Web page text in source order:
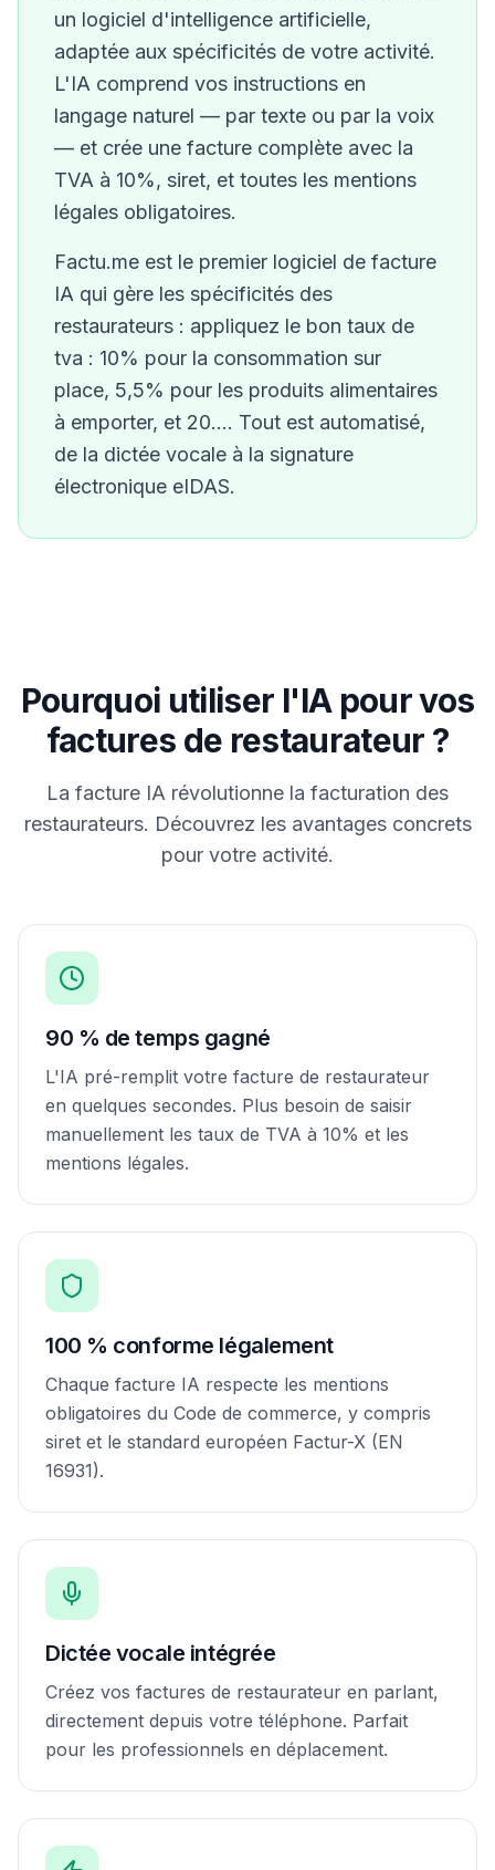
un logiciel d'intelligence artificielle,
adaptée aux spécificités de votre activité.
L'IA comprend vos instructions en
langage naturel — par texte ou par la voix
— et crée une facture complète avec la
TVA à 10%, siret, et toutes les mentions
légales obligatoires.
Factu.me est le premier logiciel de facture
IA qui gère les spécificités des
restaurateurs : appliquez le bon taux de
tva : 10% pour la consommation sur
place, 5,5% pour les produits alimentaires
à emporter, et 20…. Tout est automatisé,
de la dictée vocale à la signature
électronique eIDAS.
Pourquoi utiliser l'IA pour vos
factures de restaurateur ?
La facture IA révolutionne la facturation des
restaurateurs. Découvrez les avantages concrets
pour votre activité.
90 % de temps gagné
L'IA pré-remplit votre facture de restaurateur
en quelques secondes. Plus besoin de saisir
manuellement les taux de TVA à 10% et les
mentions légales.
100 % conforme légalement
Chaque facture IA respecte les mentions
obligatoires du Code de commerce, y compris
siret et le standard européen Factur-X (EN
16931).
Dictée vocale intégrée
Créez vos factures de restaurateur en parlant,
directement depuis votre téléphone. Parfait
pour les professionnels en déplacement.